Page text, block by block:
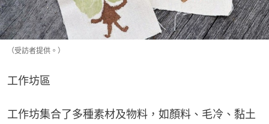
（受訪者提供。）
工作坊區
工作坊集合了多種素材及物料，如顏料、毛冷、黏土